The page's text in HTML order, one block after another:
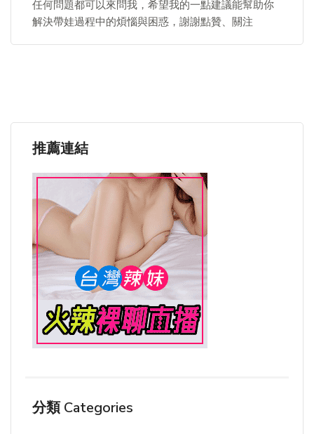
任何問題都可以來問我，希望我的一點建議能幫助你
解決帶娃過程中的煩惱與困惑，謝謝點贊、關注
推薦連結
分類 Categories